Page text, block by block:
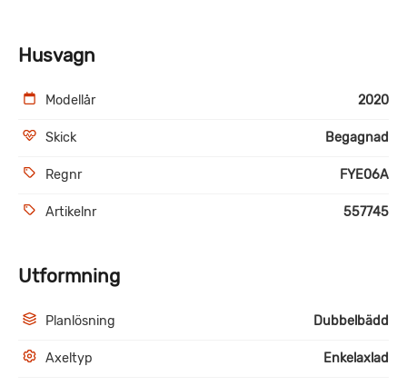
Husvagn
Modellår 2020
Skick Begagnad
Regnr FYE06A
Artikelnr 557745
Utformning
Planlösning Dubbelbädd
Axeltyp Enkelaxlad